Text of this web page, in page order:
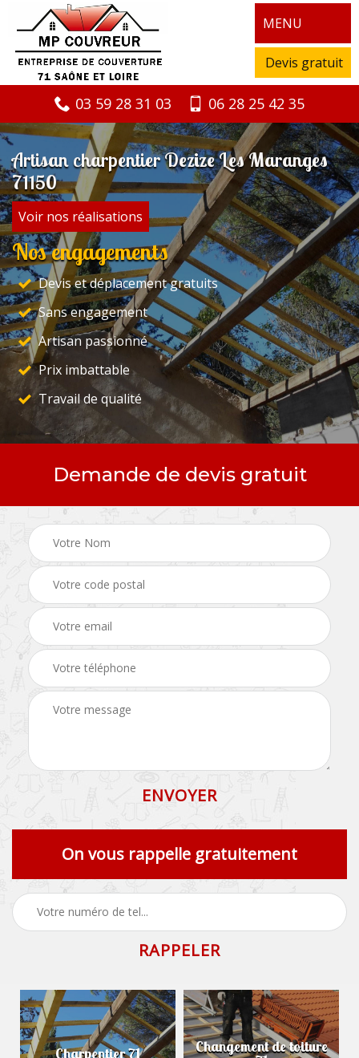
MENU
Devis gratuit
03 59 28 31 03 06 28 25 42 35
Artisan charpentier Dezize Les Maranges
71150
Voir nos réalisations
Nos engagements
Devis et déplacement gratuits
Sans engagement
Artisan passionné
Prix imbattable
Travail de qualité
Demande de devis gratuit
On vous rappelle gratuitement
Charpentier 71 Changement de toiture